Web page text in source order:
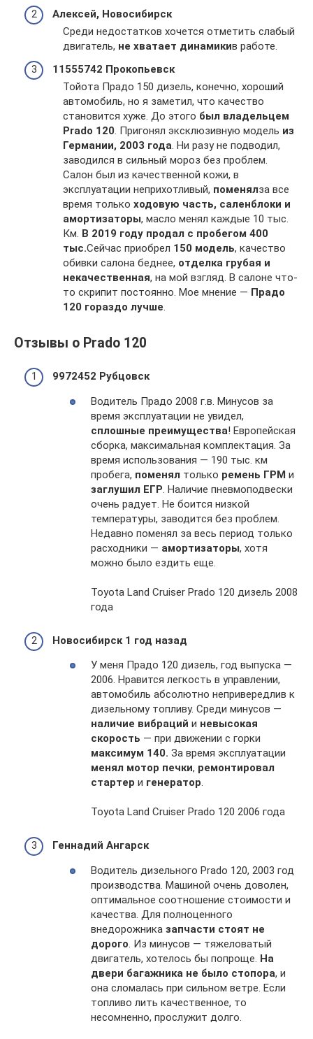
Алексей, Новосибирск
Среди недостатков хочется отметить слабый
двигатель, не хватает динамикив работе.
11555742 Прокопьевск
Тойота Прадо 150 дизель, конечно, хороший
автомобиль, но я заметил, что качество
становится хуже. До этого был владельцем
Prado 120. Пригонял эксклюзивную модель из
Германии, 2003 года. Ни разу не подводил,
заводился в сильный мороз без проблем.
Салон был из качественной кожи, в
эксплуатации неприхотливый, поменялза все
время только ходовую часть, саленблоки и
амортизаторы, масло менял каждые 10 тыс.
Км. В 2019 году продал с пробегом 400
тыс.Сейчас приобрел 150 модель, качество
обивки салона беднее, отделка грубая и
некачественная, на мой взгляд. В салоне что-
то скрипит постоянно. Мое мнение — Прадо
120 гораздо лучше.
Отзывы о Prado 120
9972452 Рубцовск
Водитель Прадо 2008 г.в. Минусов за
время эксплуатации не увидел,
сплошные преимущества! Европейская
сборка, максимальная комплектация. За
время использования — 190 тыс. км
пробега, поменял только ремень ГРМ и
заглушил ЕГР . Наличие пневмоподвески
очень радует. Не боится низкой
температуры, заводится без проблем.
Недавно поменял за весь период только
расходники — амортизаторы, хотя
можно было ездить еще.
Toyota Land Cruiser Prado 120 дизель 2008
года
Новосибирск 1 год назад
У меня Прадо 120 дизель, год выпуска —
2006. Нравится легкость в управлении,
автомобиль абсолютно непривередлив к
дизельному топливу. Среди минусов —
наличие вибраций и невысокая
скорость — при движении с горки
максимум 140. За время эксплуатации
менял мотор печки, ремонтировал
стартер и генератор.
Toyota Land Cruiser Prado 120 2006 года
Геннадий Ангарск
Водитель дизельного Prado 120, 2003 год
производства. Машиной очень доволен,
оптимальное соотношение стоимости и
качества. Для полноценного
внедорожника запчасти стоят не
дорого . Из минусов — тяжеловатый
двигатель, хотелось бы попроще. На
двери багажника не было стопора, и
она сломалась при сильном ветре. Если
топливо лить качественное, то
несомненно, прослужит долго.